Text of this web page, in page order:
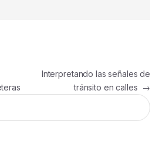
entradasInterpretando las señales de
tránsito en calles →